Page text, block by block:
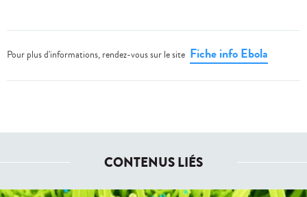
Pour plus d'informations, rendez-vous sur le site Fiche info Ebola
CONTENUS LIÉS